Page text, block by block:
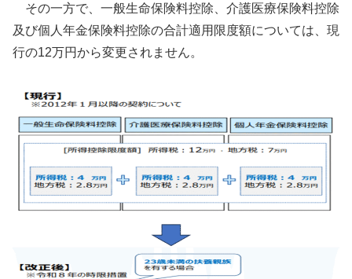
その一方で、一般生命保険料控除、介護医療保険料控除
及び個人年金保険料控除の合計適用限度額については、現
行の12万円から変更されません。